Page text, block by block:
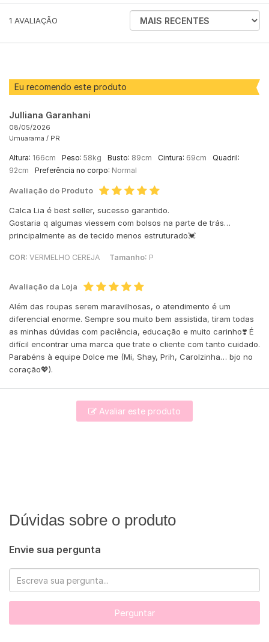
1 AVALIAÇÃO
ORDENAR
AVALIAÇÕES
Eu recomendo este produto
Julliana Garanhani
08/05/2026
Umuarama / PR
Altura: 166cm Peso: 58kg Busto: 89cm Cintura: 69cm
Quadril:
92cm
Preferência no corpo: Normal
Avaliação do Produto
Calca Lia é best seller, sucesso garantido.
Gostaria q algumas viessem com bolsos na parte de trás…
principalmente as de tecido menos estruturado💓
COR: VERMELHO CEREJA Tamanho: P
Avaliação da Loja
Além das roupas serem maravilhosas, o atendimento é um
diferencial enorme. Sempre sou muito bem assistida, tiram todas
as minhas dúvidas com paciência, educação e muito carinho❣️ É
difícil encontrar uma marca que trate o cliente com tanto cuidado.
Parabéns à equipe Dolce me (Mi, Shay, Prih, Carolzinha… bjo no
coração💖).
Avaliar este produto
Dúvidas sobre o produto
Envie sua pergunta
Perguntar